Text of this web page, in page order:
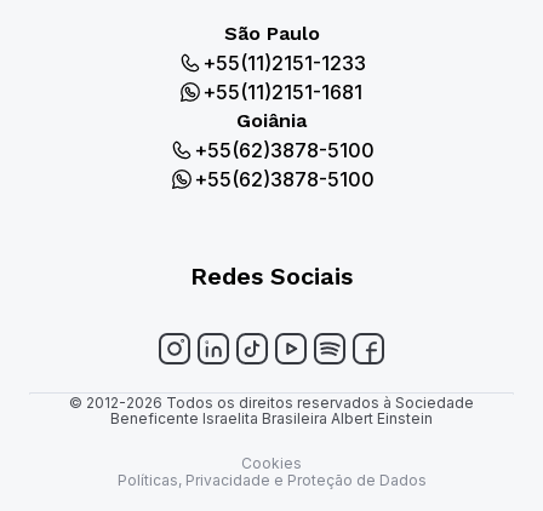
São Paulo
+55(11)2151-1233
+55(11)2151-1681
Goiânia
+55(62)3878-5100
+55(62)3878-5100
Redes Sociais
© 2012-2026 Todos os direitos reservados à Sociedade
Beneficente Israelita Brasileira Albert Einstein
Cookies
Políticas, Privacidade e Proteção de Dados